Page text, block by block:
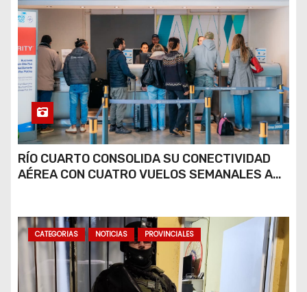
RÍO CUARTO CONSOLIDA SU CONECTIVIDAD
AÉREA CON CUATRO VUELOS SEMANALES A
CATEGORIAS NOTICIAS PROVINCIALES